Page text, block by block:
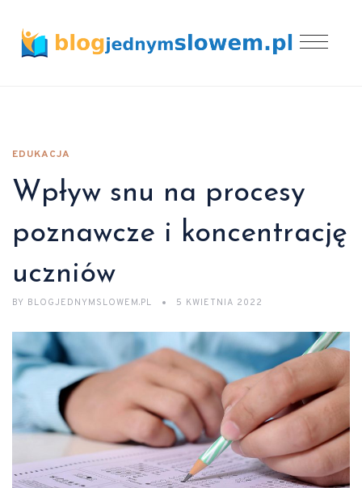
EDUKACJA
Wpływ snu na procesy
poznawcze i koncentrację
uczniów
BY BLOGJEDNYMSLOWEM.PL 5 KWIETNIA 2022